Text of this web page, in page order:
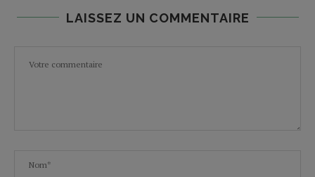
LAISSEZ UN COMMENTAIRE